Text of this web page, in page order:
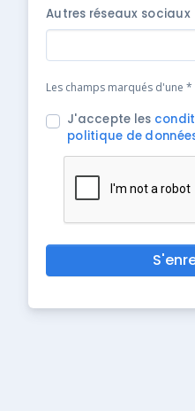
Autres réseaux sociaux
Les champs marqués d'une
J'accepte les
politique de